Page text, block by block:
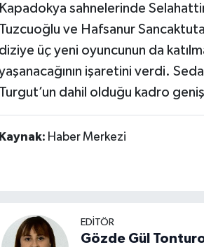
Kapadokya sahnelerinde
Tuzcuoğlu ve Hafsanur
diziye üç yeni oyuncunun da
işaretini verdi.
Turgut’un dahil olduğu kadro
Kaynak: Haber Merkezi
EDİTÖR
Gözde Gül